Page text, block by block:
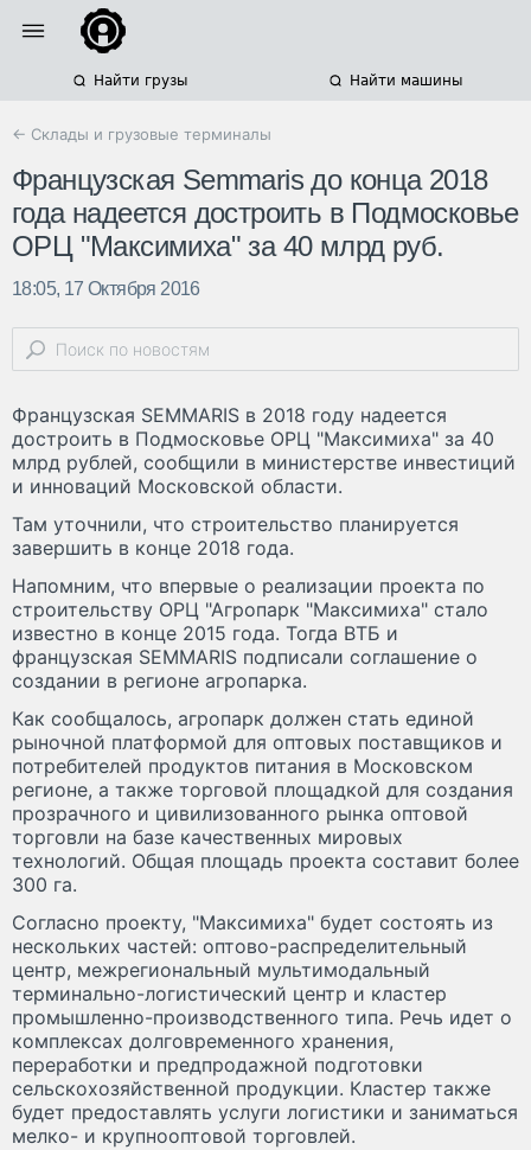
Найти грузы Найти машины
← Склады и грузовые терминалы
Французская Semmaris до конца 2018
года надеется достроить в Подмосковье
ОРЦ "Максимиха" за 40 млрд руб.
18:05, 17 Октября 2016
Французская SEMMARIS в 2018 году надеется
достроить в Подмосковье ОРЦ "Максимиха" за 40
млрд рублей, сообщили в министерстве инвестиций
и инноваций Московской области.
Там уточнили, что строительство планируется
завершить в конце 2018 года.
Напомним, что впервые о реализации проекта по
строительству ОРЦ "Агропарк "Максимиха" стало
известно в конце 2015 года. Тогда ВТБ и
французская SEMMARIS подписали соглашение о
создании в регионе агропарка.
Как сообщалось, агропарк должен стать единой
рыночной платформой для оптовых поставщиков и
потребителей продуктов питания в Московском
регионе, а также торговой площадкой для создания
прозрачного и цивилизованного рынка оптовой
торговли на базе качественных мировых
технологий. Общая площадь проекта составит более
300 га.
Согласно проекту, "Максимиха" будет состоять из
нескольких частей: оптово-распределительный
центр, межрегиональный мультимодальный
терминально-логистический центр и кластер
промышленно-производственного типа. Речь идет о
комплексах долговременного хранения,
переработки и предпродажной подготовки
сельскохозяйственной продукции. Кластер также
будет предоставлять услуги логистики и заниматься
мелко- и крупнооптовой торговлей.